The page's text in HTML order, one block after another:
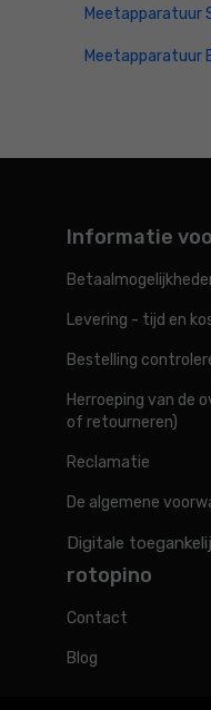
Meetapparatuur
Meetapparatuur
Informatie
Levering - tijd en
Bestelling
Herroeping van de
of retourneren)
Reclamatie
De algemene
Digitale
rotopino
Contact
Blog